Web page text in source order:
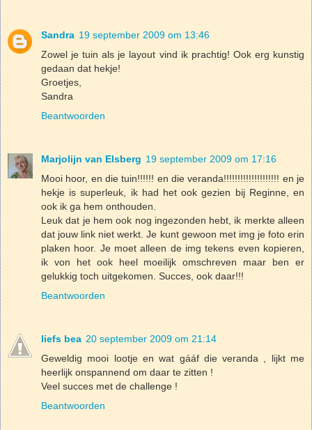
Sandra 19 september 2009 om 13:46
Zowel je tuin als je layout vind ik prachtig! Ook erg kunstig
gedaan dat hekje!
Groetjes,
Sandra
Beantwoorden
Marjolijn van Elsberg 19 september 2009 om 17:16
Mooi hoor, en die tuin!!!!!! en die veranda!!!!!!!!!!!!!!!!!!!! en je
hekje is superleuk, ik had het ook gezien bij Reginne, en
ook ik ga hem onthouden.
Leuk dat je hem ook nog ingezonden hebt, ik merkte alleen
dat jouw link niet werkt. Je kunt gewoon met img je foto erin
plaken hoor. Je moet alleen de img tekens even kopieren,
ik von het ook heel moeilijk omschreven maar ben er
gelukkig toch uitgekomen. Succes, ook daar!!!
Beantwoorden
liefs bea 20 september 2009 om 21:14
Geweldig mooi lootje en wat gááf die veranda , lijkt me
heerlijk onspannend om daar te zitten !
Veel succes met de challenge !
Beantwoorden